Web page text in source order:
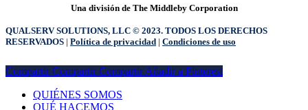
Una división de The Middleby Corporation
QUALSERV SOLUTIONS, LLC © 2023. TODOS LOS DERECHOS
RESERVADOS | Política de privacidad | Condiciones de uso
Compartir
Compartir Compartir Compartir Añadir a Pinterest
Cerrar
Menú
QUIÉNES SOMOS
QUÉ HACEMOS